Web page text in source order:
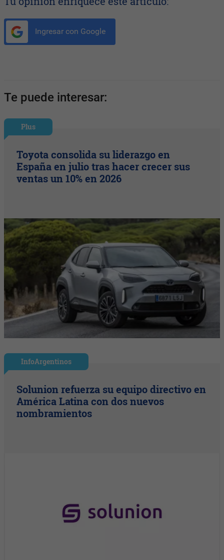
Ingresar con Google
Te puede interesar:
Plus
Toyota consolida su liderazgo en
España en julio tras hacer crecer sus
ventas un 10% en 2026
InfoArgentinos
Solunion refuerza su equipo directivo en
América Latina con dos nuevos
nombramientos